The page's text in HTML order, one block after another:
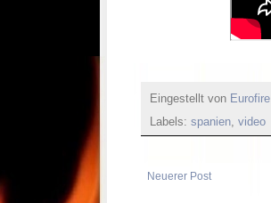
Eingestellt von Eurofire
Labels: spanien, video
Neuerer Post